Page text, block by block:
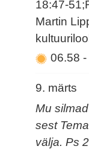
18:47-
Martin
06.58-
9. märts
Mu
sest
välja. Ps